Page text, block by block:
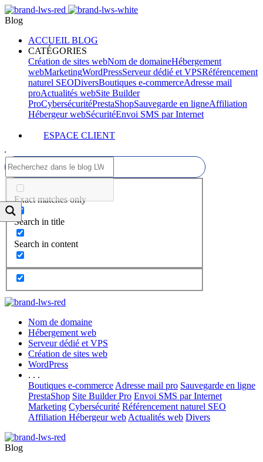
Blog
ACCUEIL BLOG
CATÉGORIES
Création de sites webNom de domaineHébergement
webMarketingWordPressServeur dédié et VPSRéférencement
naturel SEODiversBoutiques e-commerceAdresse mail
proActualités webSite Builder
ProCybersécuritéPrestaShopSauvegarde en ligneAffiliation
Hébergeur webSécuritéEnvoi SMS par Internet
ESPACE CLIENT
Exact matches only
Search in title
Search in content
Nom de domaine
Hébergement web
Serveur dédié et VPS
Création de sites web
WordPress
. . .
Boutiques e-commerce Adresse mail pro Sauvegarde en ligne
PrestaShop Site Builder Pro Envoi SMS par Internet
Marketing Cybersécurité Référencement naturel SEO
Affiliation Hébergeur web Actualités web Divers
Blog